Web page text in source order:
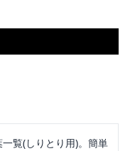
一覧(しりとり用)。簡単